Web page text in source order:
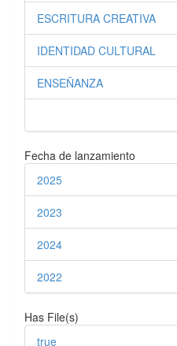
ESCRITURA CREATIVA
IDENTIDAD CULTURAL
ENSEÑANZA
Fecha de lanzamiento
2025
2023
2024
2022
Has File(s)
true